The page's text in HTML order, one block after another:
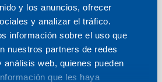
y los anuncios, ofrecer
y analizar el tráfico.
información sobre el uso que
nuestros partners de redes
web, quienes pueden
que les haya
40.000 h/año de
las áreas y disciplinas.